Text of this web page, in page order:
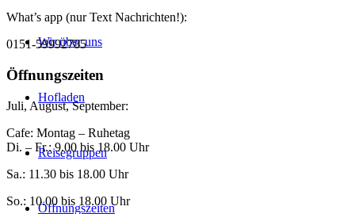
Wir über uns
Hofladen
Reisegruppen
Öffnungszeiten
What’s app (nur Text Nachrichten!):
0151-59992785
Öffnungszeiten
Juli, August, September:
Cafe: Montag – Ruhetag
Di. – Fr.: 9.00 bis 18.00 Uhr
Sa.: 11.30 bis 18.00 Uhr
So.: 10.00 bis 18.00 Uhr